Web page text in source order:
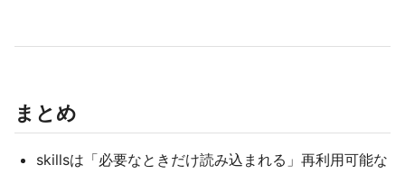
まとめ
skillsは「必要なときだけ読み込まれる」再利用可能な